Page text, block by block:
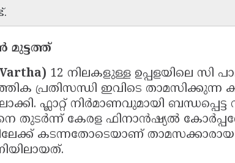
മുട്ടത്ത്
12 നിലകളുള്ള ഉപ്പളയിലെ സി
പ്രതിസന്ധി ഇവിടെ
ഫ്ലാറ്റ് നിർമാണവുമായി
തുടർന്ന് കേരള ഫിനാൻഷ്യൽ
കടന്നതോടെയാണ്